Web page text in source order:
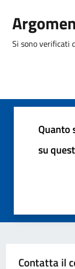
Si sono verificati
Quanto
su
Contatta il